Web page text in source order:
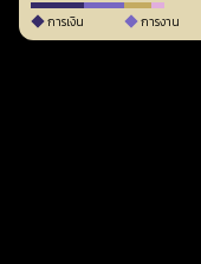
การเงิน การงาน